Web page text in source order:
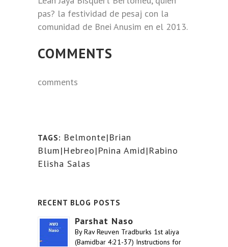
pas? la festividad de pesaj con la
comunidad de Bnei Anusim en el 2013.
COMMENTS
comments
TAGS: Belmonte|Brian
Blum|Hebreo|Pnina Amid|Rabino
Elisha Salas
RECENT BLOG POSTS
Parshat Naso
By Rav Reuven Tradburks 1st aliya
(Bamidbar 4:21-37) Instructions for